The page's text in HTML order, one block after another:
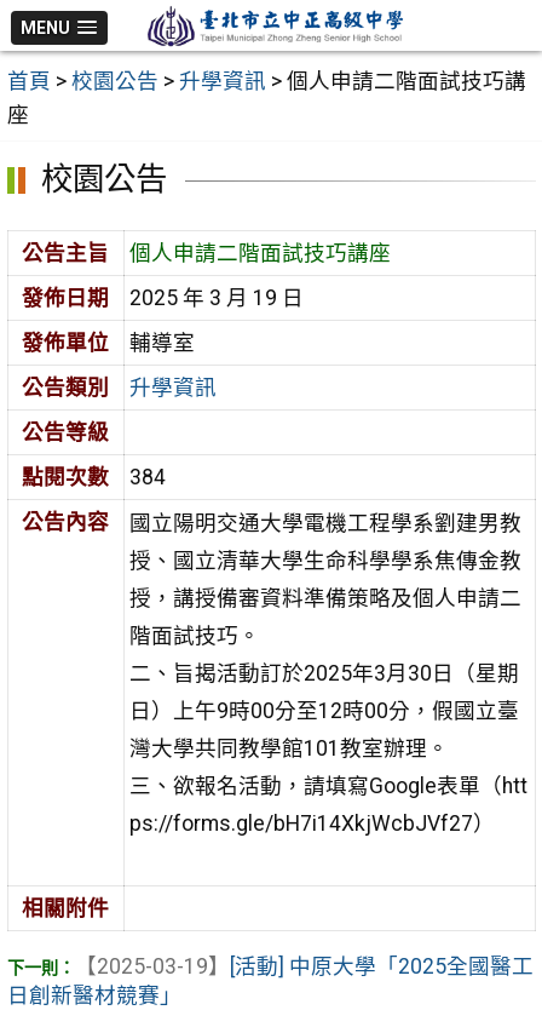
跳
至
主
要
MENU
首頁 > 校園公告 > 升學資訊 > 個人申請二階面試技巧講
座
校園公告
公告主旨
個人申請二階面試技巧講座
發佈日期
2025 年 3 月 19 日
發佈單位
輔導室
公告類別
升學資訊
公告等級
點閱次數
384
公告內容
國立陽明交通大學電機工程學系劉建男教
授、國立清華大學生命科學學系焦傳金教
授，講授備審資料準備策略及個人申請二
階面試技巧。
二、旨揭活動訂於2025年3月30日（星期
日）上午9時00分至12時00分，假國立臺
灣大學共同教學館101教室辦理。
三、欲報名活動，請填寫Google表單（htt
ps://forms.gle/bH7i14XkjWcbJVf27）
相關附件
【2025-03-19】
[活動] 中原大學「2025全國醫工
日創新醫材競賽」